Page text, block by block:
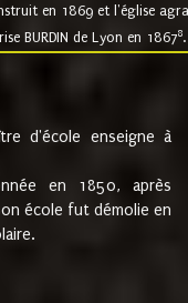
en 1869 et l'église
BURDIN de Lyon en 18678.
d'école enseigne à
en 1850, après
école fut démolie en